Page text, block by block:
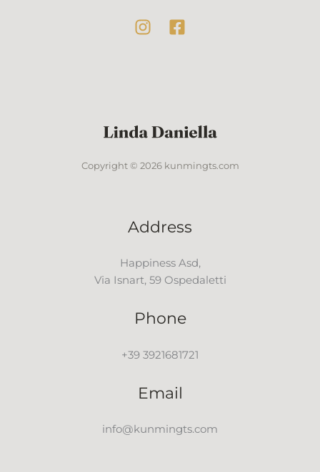
Copyright © 2026 kunmingts.com
Address
Happiness Asd,
Via Isnart, 59 Ospedaletti
Phone
+39 3921681721
Email
info@kunmingts.com